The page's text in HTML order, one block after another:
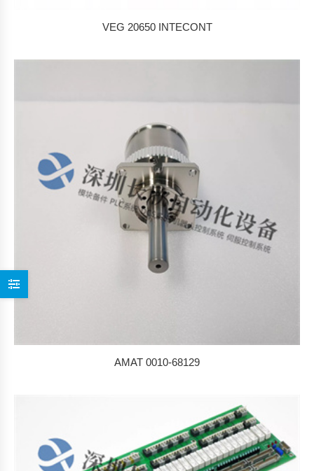
VEG 20650 INTECONT
AMAT 0010-68129